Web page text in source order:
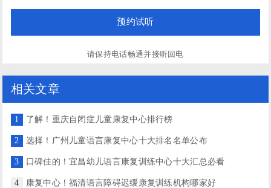
请保持电话畅通并接听回电
相关文章
1 了解！重庆自闭症儿童康复中心排行榜
2 选择！广州儿童语言康复中心十大排名名单公布
3 口碑佳的！宜昌幼儿语言康复训练中心十大汇总必看
4 康复中心！福清语言障碍迟缓康复训练机构哪家好